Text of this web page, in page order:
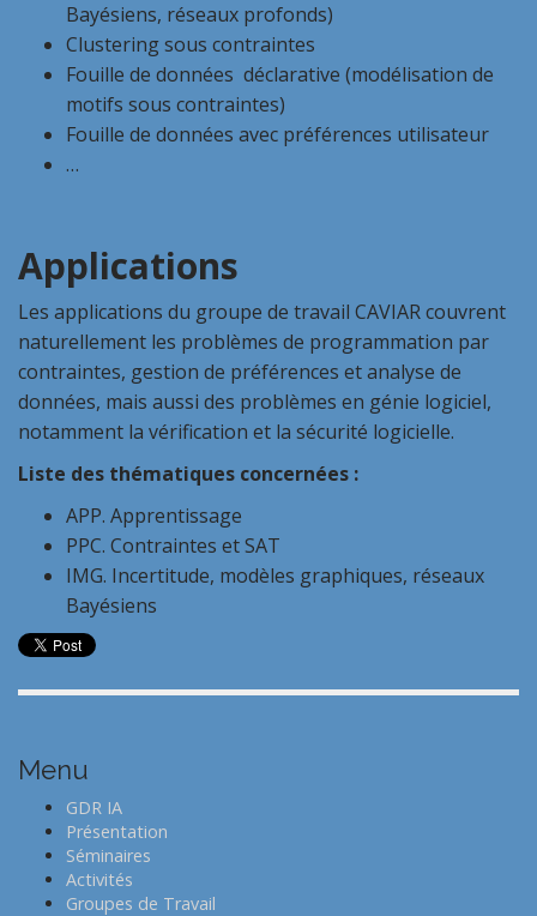
Bayésiens, réseaux profonds)
Clustering sous contraintes
Fouille de données déclarative (modélisation de
motifs sous contraintes)
Fouille de données avec préférences utilisateur
…
Applications
Les applications du groupe de travail CAVIAR couvrent
naturellement les problèmes de programmation par
contraintes, gestion de préférences et analyse de
données, mais aussi des problèmes en génie logiciel,
notamment la vérification et la sécurité logicielle.
Liste des thématiques concernées :
APP. Apprentissage
PPC. Contraintes et SAT
IMG. Incertitude, modèles graphiques, réseaux
Bayésiens
Menu
GDR IA
Présentation
Séminaires
Activités
Groupes de Travail